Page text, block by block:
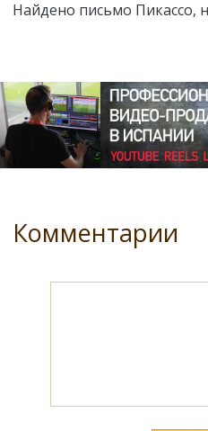
Найдено письмо Пикассо,
Комментарии